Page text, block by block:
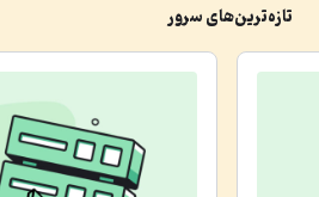
تازه‌ترین‌هایسرور